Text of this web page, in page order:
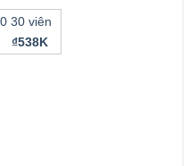
30 viên
₫538K